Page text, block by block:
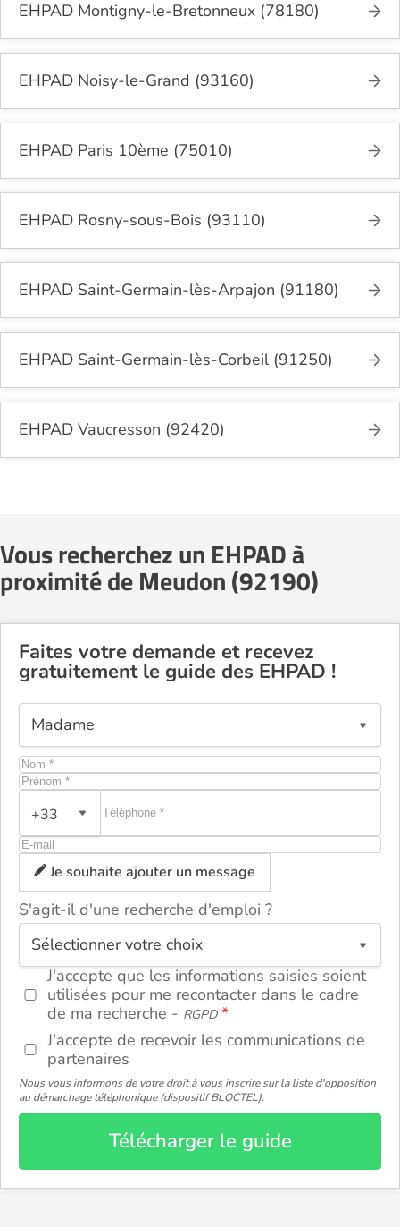
EHPAD Montigny-le-Bretonneux (78180)
EHPAD Noisy-le-Grand (93160)
EHPAD Paris 10ème (75010)
EHPAD Rosny-sous-Bois (93110)
EHPAD Saint-Germain-lès-Arpajon (91180)
EHPAD Saint-Germain-lès-Corbeil (91250)
EHPAD Vaucresson (92420)
Vous recherchez un EHPAD à
proximité de Meudon (92190)
Faites votre demande et recevez
gratuitement le guide des EHPAD !
+33
Je souhaite ajouter un message
S'agit-il d'une recherche d'emploi ?
J'accepte que les informations saisies soient
utilisées pour me recontacter dans le cadre
de ma recherche - RGPD
J'accepte de recevoir les communications de
partenaires
Nous vous informons de votre droit à vous inscrire sur la liste d'opposition
au démarchage téléphonique (dispositif BLOCTEL).
Télécharger le guide
ou